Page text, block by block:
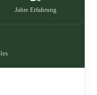
Jahre Erfahrung